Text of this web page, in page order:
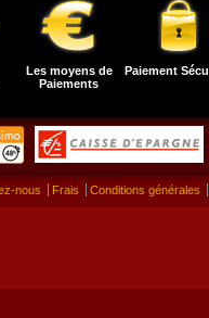
Les moyens de
Paiements
Paiement
nous Frais Conditions générales